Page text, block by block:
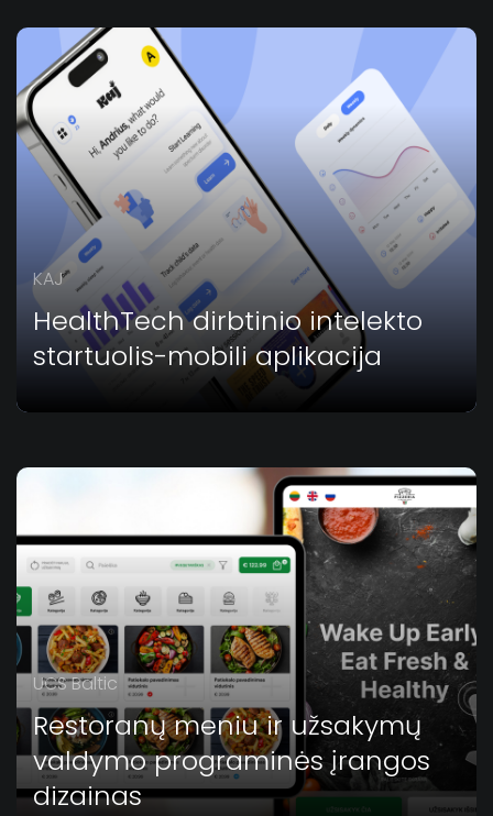
KAJ
HealthTech dirbtinio intelekto
startuolis-mobili aplikacija
UCS Baltic
Restoranų meniu ir užsakymų
valdymo programinės įrangos
dizainas